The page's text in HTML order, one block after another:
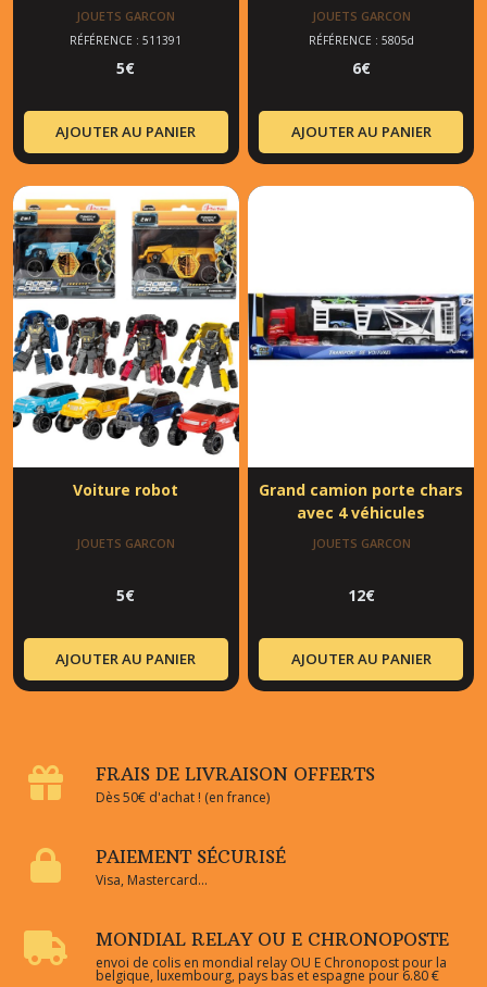
JOUETS GARCON
RÉFÉRENCE : 511391
5€
AJOUTER AU PANIER
JOUETS GARCON
RÉFÉRENCE : 5805d
6€
AJOUTER AU PANIER
Voiture robot
JOUETS GARCON
5€
AJOUTER AU PANIER
Grand camion porte chars
avec 4 véhicules
JOUETS GARCON
12€
AJOUTER AU PANIER
FRAIS DE LIVRAISON OFFERTS
Dès 50€ d'achat ! (en france)
PAIEMENT SÉCURISÉ
Visa, Mastercard...
MONDIAL RELAY OU E CHRONOPOSTE
envoi de colis en mondial relay OU E Chronopost pour la
belgique, luxembourg, pays bas et espagne pour 6.80 €